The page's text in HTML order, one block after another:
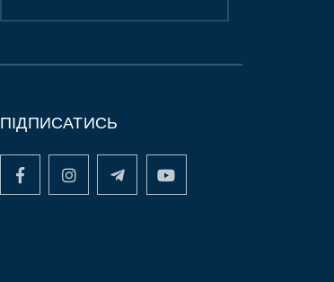
ПІДПИСАТИСЬ